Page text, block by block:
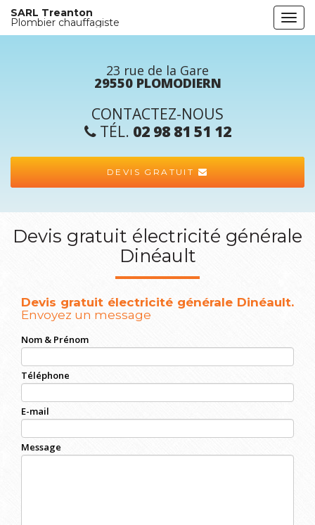
Aller
contenu
SARL Treanton
Plombier chauffagiste
23 rue de la Gare
29550 PLOMODIERN
CONTACTEZ-NOUS
TÉL. 02 98 81 51 12
DEVIS GRATUIT
Devis gratuit électricité générale
Dinéault
Devis gratuit électricité générale Dinéault.
Envoyez un message
Nom & Prénom
Téléphone
E-mail
Message